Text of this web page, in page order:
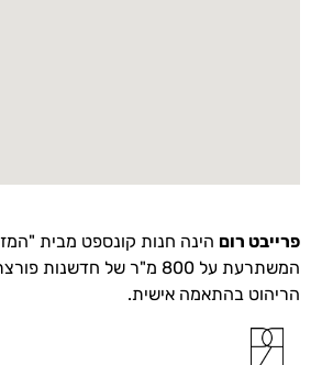
פרייבט רום הינה חנות קונספט מבית
המשתרעת על 800 מ"ר של
הריהוט בהתאמה אישית.